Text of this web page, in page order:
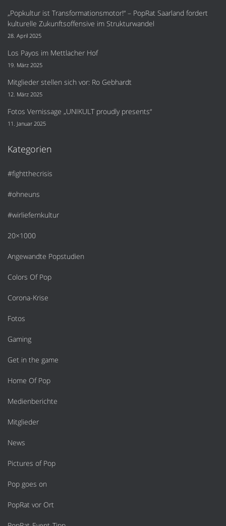
„Popkultur ist Transformationsmotor!“ – PopRat Saarland fordert
kulturelle Zukunftsoffensive im Strukturwandel
28. April 2025
Los Payos im Mettlacher Hof
19. März 2025
Mitglieder stellen sich vor: Ro Gebhardt
12. März 2025
Fotos Vernissage „UNIKULT proudly presents“
11. Januar 2025
Kategorien
#fightthecrisis
#ohneuns
#wirliefernkultur
20×1000
Angewandte Popstudien
Colors Of Pop
Corona-Krise
Fotos
Gaming
Get in the game
Home Of Pop
Medienberichte
Mitglieder
News
Pictures of Pop
Pop goes on
PopRat vor Ort